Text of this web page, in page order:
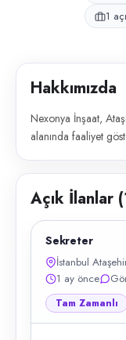
1
Hakkımızda
Nexonya İnşaat,
alanında faaliyet
Açık İlanlar (
Sekreter
İstanbul
1 ay önce
Tam Zamanlı